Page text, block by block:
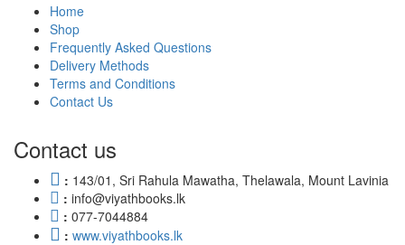
Home
Shop
Frequently Asked Questions
Delivery Methods
Terms and Conditions
Contact Us
Contact us
: 143/01, Sri Rahula Mawatha, Thelawala, Mount Lavinia
: info@viyathbooks.lk
: 077-7044884
: www.viyathbooks.lk